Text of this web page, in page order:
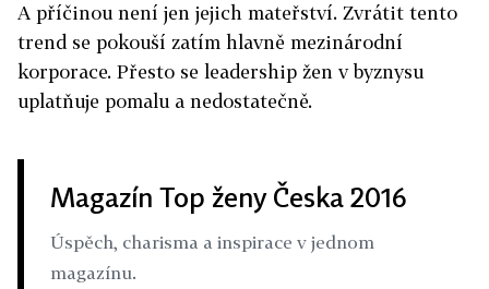
A příčinou není jen jejich mateřství. Zvrátit tento
trend se pokouší zatím hlavně mezinárodní
korporace. Přesto se leadership žen v byznysu
uplatňuje pomalu a nedostatečně.
Magazín Top ženy Česka 2016
Úspěch, charisma a inspirace v jednom
magazínu.